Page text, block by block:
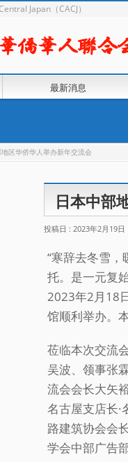
Japan（CACJ）
最新消息
区华侨华人举办新年交流会
日本中部
投稿日 : 2023年2月19日
“寒辞去冬雪
托。是一元复
2023年2月18
馆顺利举办。
莅临本次交流
吴波、领事张
流会会长大矢
名古屋支店长
路建筑协会会
学会中部广告